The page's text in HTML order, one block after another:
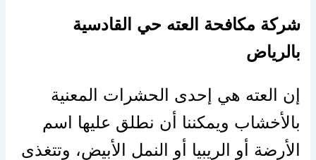
شركة مكافحة العته حي القادسية
بالرياض
إن العته هي إحدى الحشرات المعنية
بالأخشاب ويمكننا أن نطلق عليها اسم
الأرضة أو الريبيا أو النمل الأبيض، وتتغذى